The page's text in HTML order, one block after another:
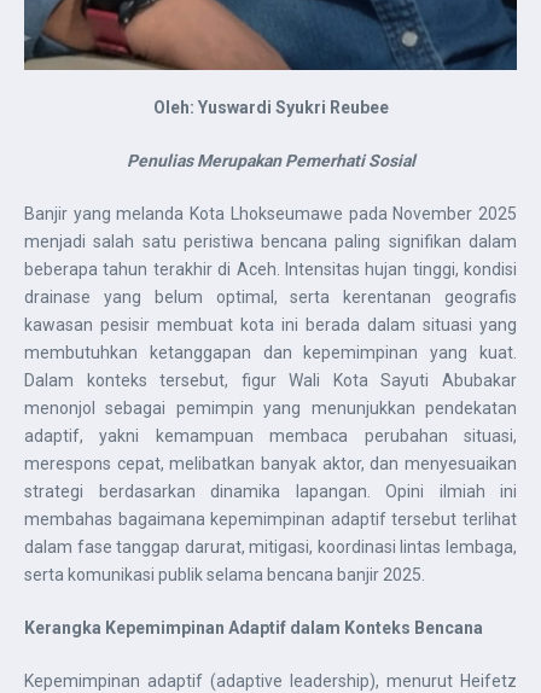
Oleh: Yuswardi Syukri Reubee
Penulias Merupakan Pemerhati Sosial
Banjir yang melanda Kota Lhokseumawe pada November 2025
menjadi salah satu peristiwa bencana paling signifikan dalam
beberapa tahun terakhir di Aceh. Intensitas hujan tinggi, kondisi
drainase yang belum optimal, serta kerentanan geografis
kawasan pesisir membuat kota ini berada dalam situasi yang
membutuhkan ketanggapan dan kepemimpinan yang kuat.
Dalam konteks tersebut, figur Wali Kota Sayuti Abubakar
menonjol sebagai pemimpin yang menunjukkan pendekatan
adaptif, yakni kemampuan membaca perubahan situasi,
merespons cepat, melibatkan banyak aktor, dan menyesuaikan
strategi berdasarkan dinamika lapangan. Opini ilmiah ini
membahas bagaimana kepemimpinan adaptif tersebut terlihat
dalam fase tanggap darurat, mitigasi, koordinasi lintas lembaga,
serta komunikasi publik selama bencana banjir 2025.
Kerangka Kepemimpinan Adaptif dalam Konteks Bencana
Kepemimpinan adaptif (adaptive leadership), menurut Heifetz